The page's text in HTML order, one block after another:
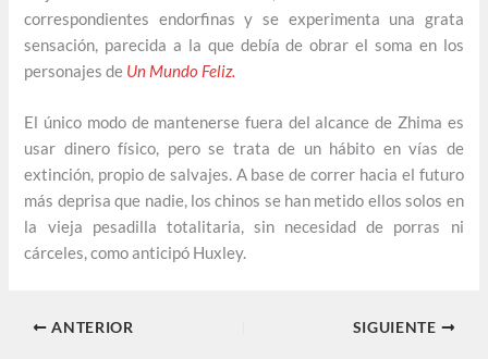
correspondientes endorfinas y se experimenta una grata
sensación, parecida a la que debía de obrar el soma en los
personajes de Un Mundo Feliz.
El único modo de mantenerse fuera del alcance de Zhima es
usar dinero físico, pero se trata de un hábito en vías de
extinción, propio de salvajes. A base de correr hacia el futuro
más deprisa que nadie, los chinos se han metido ellos solos en
la vieja pesadilla totalitaria, sin necesidad de porras ni
cárceles, como anticipó Huxley.
ANTERIOR SIGUIENTE